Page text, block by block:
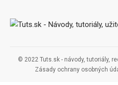
© 2022 Tuts.sk - návody, tutoriály,
Zásady ochrany osobných